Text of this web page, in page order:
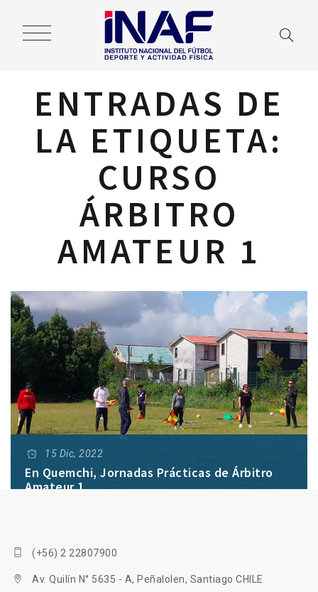
ENTRADAS DE
LA ETIQUETA:
CURSO
ÁRBITRO
AMATEUR 1
15 Dic, 2022
En Quemchi, Jornadas Prácticas de Árbitro
Amateur 1
beneficio de las competencias locales de fútbol y del
desarrollo de los recursos de la zona.
(+56) 2 22807900
Av. Quilín N° 5635 - A, Peñalolen, Santiago CHILE